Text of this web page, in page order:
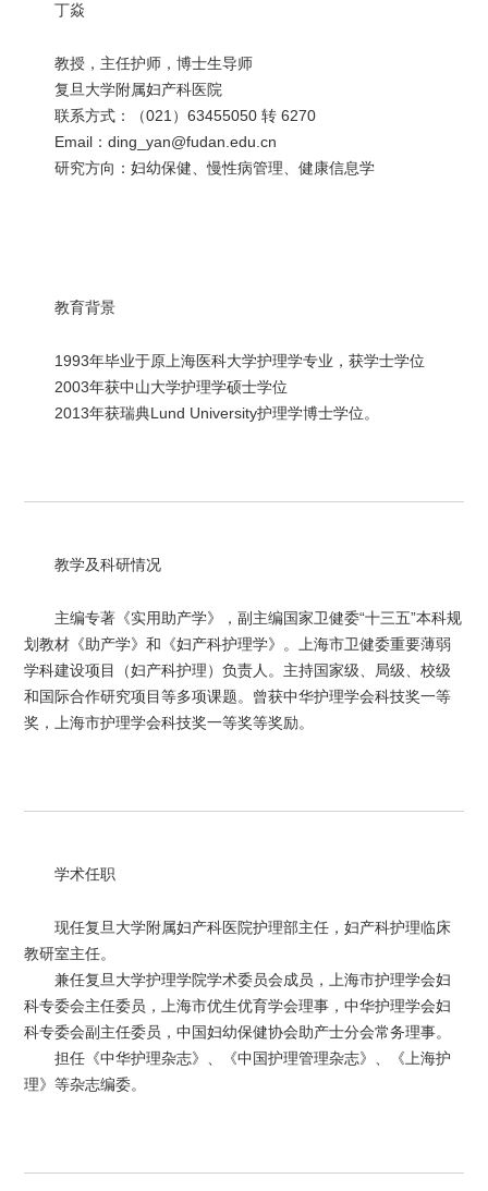
丁焱
教授，主任护师，博士生导师
复旦大学附属妇产科医院
联系方式：（021）63455050 转 6270
Email：ding_yan@fudan.edu.cn
研究方向：妇幼保健、慢性病管理、健康信息学
教育背景
1993年毕业于原上海医科大学护理学专业，获学士学位
2003年获中山大学护理学硕士学位
2013年获瑞典Lund University护理学博士学位。
教学及科研情况
主编专著《实用助产学》，副主编国家卫健委“十三五”本科规
划教材《助产学》和《妇产科护理学》。上海市卫健委重要薄弱
学科建设项目（妇产科护理）负责人。主持国家级、局级、校级
和国际合作研究项目等多项课题。曾获中华护理学会科技奖一等
奖，上海市护理学会科技奖一等奖等奖励。
学术任职
现任复旦大学附属妇产科医院护理部主任，妇产科护理临床
教研室主任。
兼任复旦大学护理学院学术委员会成员，上海市护理学会妇
科专委会主任委员，上海市优生优育学会理事，中华护理学会妇
科专委会副主任委员，中国妇幼保健协会助产士分会常务理事。
担任《中华护理杂志》、《中国护理管理杂志》、《上海护
理》等杂志编委。